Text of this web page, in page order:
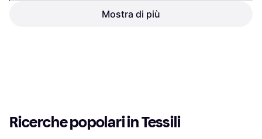
Slip Silk Federa Rosa
Mostra di più
Ricerche popolari in Tessili